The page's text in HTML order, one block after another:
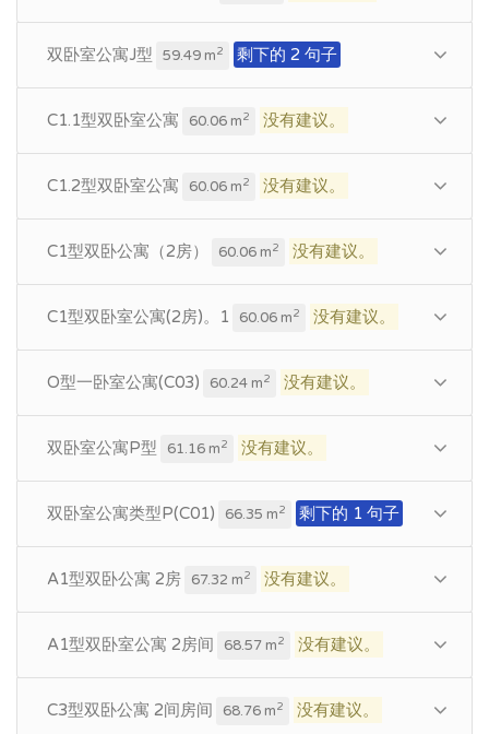
双卧室公寓J型 59.49 m2 剩下的 2 句子
C1.1型双卧室公寓 60.06 m2 没有建议。
C1.2型双卧室公寓 60.06 m2 没有建议。
C1型双卧公寓（2房） 60.06 m2 没有建议。
C1型双卧室公寓(2房)。1 60.06 m2 没有建议。
O型一卧室公寓(C03) 60.24 m2 没有建议。
双卧室公寓P型 61.16 m2 没有建议。
双卧室公寓类型P(C01) 66.35 m2 剩下的 1 句子
A1型双卧公寓 2房 67.32 m2 没有建议。
A1型双卧室公寓 2房间 68.57 m2 没有建议。
C3型双卧公寓 2间房间 68.76 m2 没有建议。